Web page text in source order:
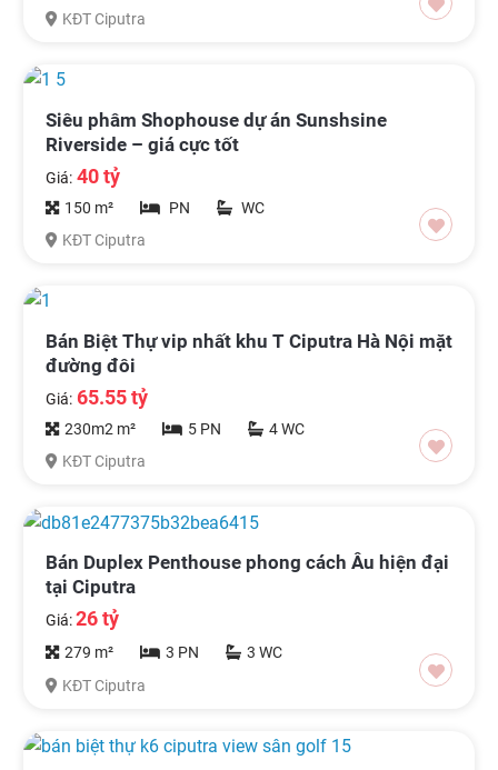
KĐT Ciputra
Siêu phâm Shophouse dự án Sunshsine
Riverside – giá cực tốt
Giá:40 tỷ
150 m² PN
WC
KĐT Ciputra
Bán Biệt Thự vip nhất khu T Ciputra Hà Nội mặt
đường đôi
Giá:65.55 tỷ
230m2 m² 5 PN
4 WC
KĐT Ciputra
Bán Duplex Penthouse phong cách Âu hiện đại
tại Ciputra
Giá:26 tỷ
279 m² 3 PN
3 WC
KĐT Ciputra